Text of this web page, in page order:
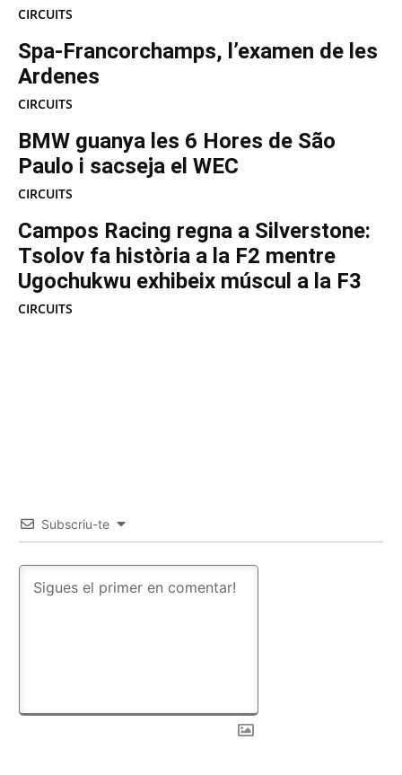
CIRCUITS
Spa-Francorchamps, l’examen de les
Ardenes
CIRCUITS
BMW guanya les 6 Hores de São
Paulo i sacseja el WEC
CIRCUITS
Campos Racing regna a Silverstone:
Tsolov fa història a la F2 mentre
Ugochukwu exhibeix múscul a la F3
CIRCUITS
Subscriu-te